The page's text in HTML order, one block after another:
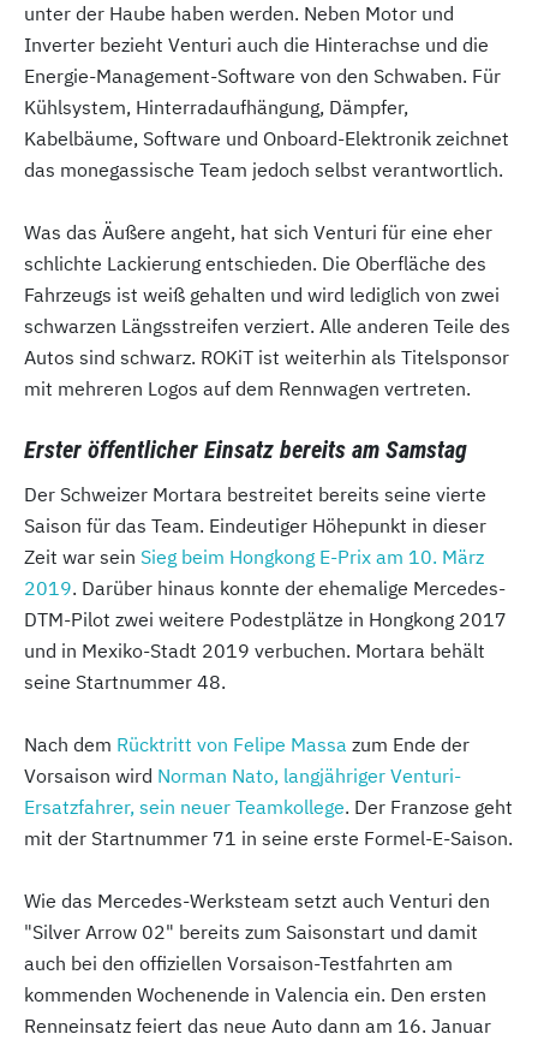
unter der Haube haben werden. Neben Motor und
Inverter bezieht Venturi auch die Hinterachse und die
Energie-Management-Software von den Schwaben. Für
Kühlsystem, Hinterradaufhängung, Dämpfer,
Kabelbäume, Software und Onboard-Elektronik zeichnet
das monegassische Team jedoch selbst verantwortlich.
Was das Äußere angeht, hat sich Venturi für eine eher
schlichte Lackierung entschieden. Die Oberfläche des
Fahrzeugs ist weiß gehalten und wird lediglich von zwei
schwarzen Längsstreifen verziert. Alle anderen Teile des
Autos sind schwarz. ROKiT ist weiterhin als Titelsponsor
mit mehreren Logos auf dem Rennwagen vertreten.
Erster öffentlicher Einsatz bereits am Samstag
Der Schweizer Mortara bestreitet bereits seine vierte
Saison für das Team. Eindeutiger Höhepunkt in dieser
Zeit war sein Sieg beim Hongkong E-Prix am 10. März
2019. Darüber hinaus konnte der ehemalige Mercedes-
DTM-Pilot zwei weitere Podestplätze in Hongkong 2017
und in Mexiko-Stadt 2019 verbuchen. Mortara behält
seine Startnummer 48.
Nach dem Rücktritt von Felipe Massa zum Ende der
Vorsaison wird Norman Nato, langjähriger Venturi-
Ersatzfahrer, sein neuer Teamkollege. Der Franzose geht
mit der Startnummer 71 in seine erste Formel-E-Saison.
Wie das Mercedes-Werksteam setzt auch Venturi den
"Silver Arrow 02" bereits zum Saisonstart und damit
auch bei den offiziellen Vorsaison-Testfahrten am
kommenden Wochenende in Valencia ein. Den ersten
Renneinsatz feiert das neue Auto dann am 16. Januar